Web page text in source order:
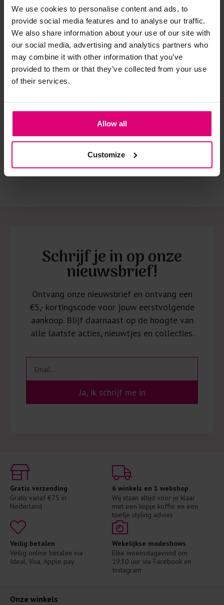
We use cookies to personalise content and ads, to
provide social media features and to analyse our traffic.
We also share information about your use of our site with
our social media, advertising and analytics partners who
may combine it with other information that you’ve
provided to them or that they’ve collected from your use
of their services.
Allow all
Customize
Strijkijzer/droogtrommel:
Kledingstukken met elastine zijn niet bestand tegen de hitte
van het strijkijzer en/of de droogtrommel. Ook in veel
spijkerbroeken is elastine (stretch) verwerkt en mogen dus
niet gestreken worden en/of in de droogtrommel.
Bomber jasje
€ 59,99
Bomber
€ 159,95
Schrijf je in op onze
nieuwsbrief!
Ontvang onze nieuwsbrief en ontvang een
€5,- kortingscode voor jouw eerstvolgende
aankoop. Blijf daarnaast op de hoogte van
alle laatste acties, nieuwtjes en collecties.
Ja, ik schrijf me in
Gratis verzending
Gratis vanaf €75 in
Nederland
6 winkels en 1 webshop
Wij staan altijd voor je klaar
met een kopje koffie en een
toefje styling advies
Veilig betalen
Veilig online betalen via
Ideal, Visa, Apple pay
Wekelijkse modeshows
Elke woensdagavond om
19:30 uur via Facebook en
Instagram
Onze winkels